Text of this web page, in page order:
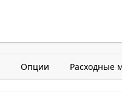
Опции Расходные